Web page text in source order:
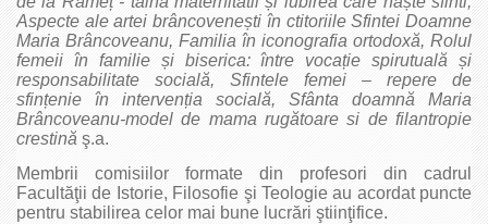
Aspecte ale artei brâncovenești în ctitoriile Sfintei Doamne
Maria Brâncoveanu, Familia în iconografia ortodoxă, Rolul
femeii în familie și biserica: între vocație spirutuală și
responsabilitate socială, Sfintele femei – repere de
sfințenie în intervenția socială, Sfânta doamnă Maria
Brâncoveanu-model de mama rugătoare si de filantropie
crestină ş.a.
Membrii comisiilor formate din profesori din cadrul
Facultăţii de Istorie, Filosofie şi Teologie au acordat puncte
pentru stabilirea celor mai bune lucrări ştiinţifice.